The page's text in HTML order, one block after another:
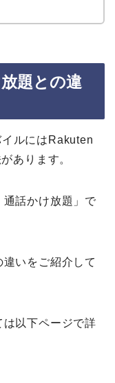
題との違
ルにはRakuten
あります。
話かけ放題」で
いをご紹介して
以下ページで詳